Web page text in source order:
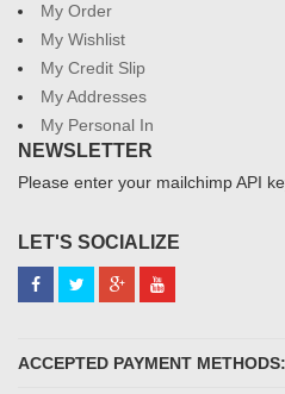
My Order
My Wishlist
My Credit Slip
My Addresses
My Personal In
NEWSLETTER
Please enter your mailchimp API
LET'S SOCIALIZE
ACCEPTED PAYMENT METHODS: